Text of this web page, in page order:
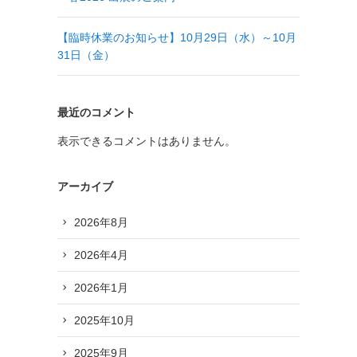
【臨時休業のお知らせ】10月29日（水）～10月
31日（金）
最近のコメント
表示できるコメントはありません。
アーカイブ
2026年8月
2026年4月
2026年1月
2025年10月
2025年9月